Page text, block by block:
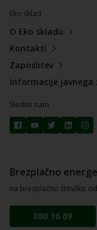
Eko sklad
O Eko skladu
Kontakti
Zaposlitev
Informacije javnega
Sledite nam
Brezplačno
na brezplačno številko
080 16 69